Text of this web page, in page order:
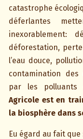
catastrophe
déferlantes
inexorablement:
déforestation,
l’eau douce,
contamination des
par les polluants
Agricole est en
la biosphère dans
Eu égard au fait que